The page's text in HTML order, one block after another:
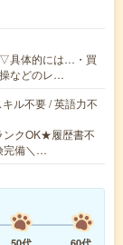
▽具体的には…・買
などのレ…
ル不要 / 英語力不
ンクOK★履歴書不
完備＼…